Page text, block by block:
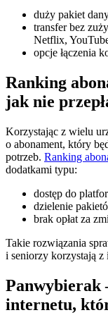
duży pakiet
transfer bez
Netflix,
opcje łączenia
Ranking
jak nie
Korzystając z wielu
o abonament, który
potrzeb. Ranking
dodatkami typu:
dostęp do
dzielenie
brak opłat za
Takie rozwiązania
i seniorzy korzystają z
Panwybierak
internetu,